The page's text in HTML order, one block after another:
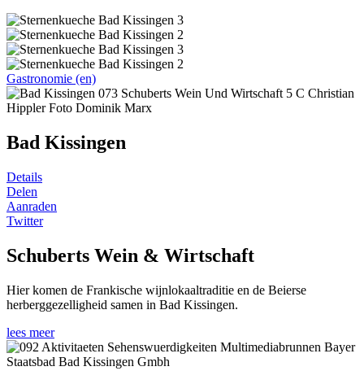
Gastronomie (en)
Bad Kissingen
Details
Delen
Aanraden
Twitter
Schuberts Wein & Wirtschaft
Hier komen de Frankische wijnlokaaltraditie en de Beierse
herberggezelligheid samen in Bad Kissingen.
lees meer